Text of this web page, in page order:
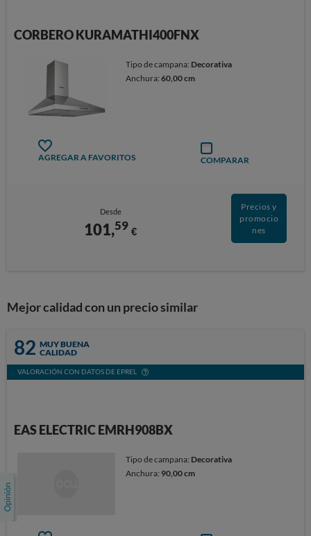
CORBERO KURAMATHI400FNX
Tipo de campana: Decorativa
Anchura:60,00 cm
AGREGAR A FAVORITOS COMPARAR
Desde
101,59 €
Precios y
promocio
nes
Mejor calidad con un precio similar
82 MUY BUENA
CALIDAD
VALORACIÓN CON DATOS DE EPREL
EAS ELECTRIC EMRH908BX
Tipo de campana: Decorativa
Anchura: 90,00 cm